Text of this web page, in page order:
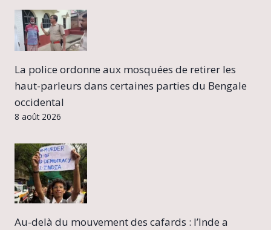
La police ordonne aux mosquées de retirer les
haut-parleurs dans certaines parties du Bengale
occidental
8 août 2026
Au-delà du mouvement des cafards : l’Inde a